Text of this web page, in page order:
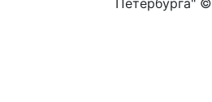
Петербурга" ©